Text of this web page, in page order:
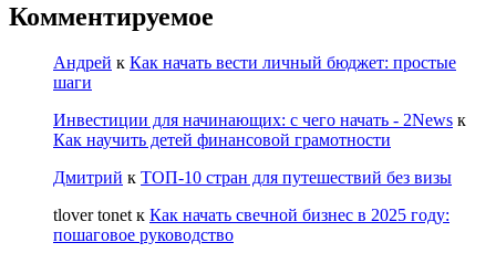
Комментируемое
Андрей к Как начать вести личный бюджет: простые
шаги
Инвестиции для начинающих: с чего начать - 2News к
Как научить детей финансовой грамотности
Дмитрий к ТОП-10 стран для путешествий без визы
tlover tonetк Как начать свечной бизнес в 2025 году:
пошаговое руководство